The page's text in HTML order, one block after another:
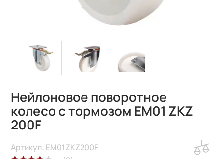
Нейлоновое поворотное
колесо с тормозом EM01 ZKZ
200F
Артикул: EM01ZKZ200F